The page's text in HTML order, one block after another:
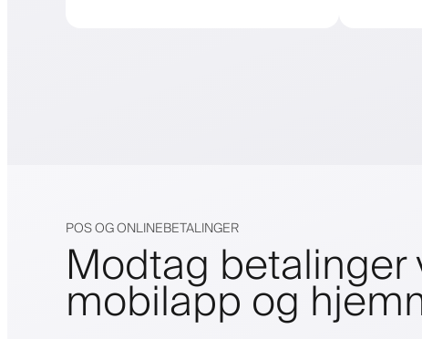
POS OG ONLINEBETALINGER
Modtag betalinger
mobilapp og